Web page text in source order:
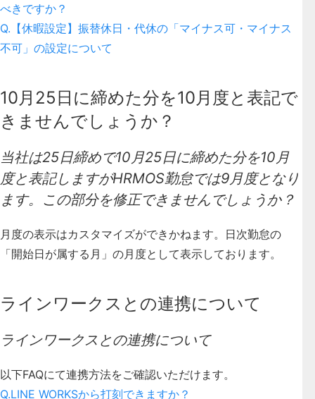
べきですか？
Q.【休暇設定】振替休日・代休の「マイナス可・マイナス
不可」の設定について
10月25日に締めた分を10月度と表記で
きませんでしょうか？
当社は25日締めで10月25日に締めた分を10月
度と表記しますがHRMOS勤怠では9月度となり
ます。この部分を修正できませんでしょうか？
月度の表示はカスタマイズができかねます。日次勤怠の
「開始日が属する月」の月度として表示しております。
ラインワークスとの連携について
ラインワークスとの連携について
以下FAQにて連携方法をご確認いただけます。
Q.LINE WORKSから打刻できますか？